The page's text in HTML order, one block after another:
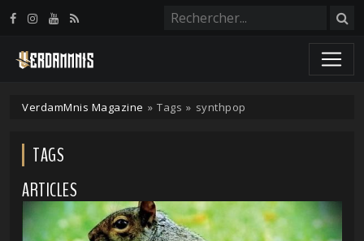
VerdamMnis Magazine » Tags » synthpop
TAGS
ARTICLES
Panneau de gestion des cookies